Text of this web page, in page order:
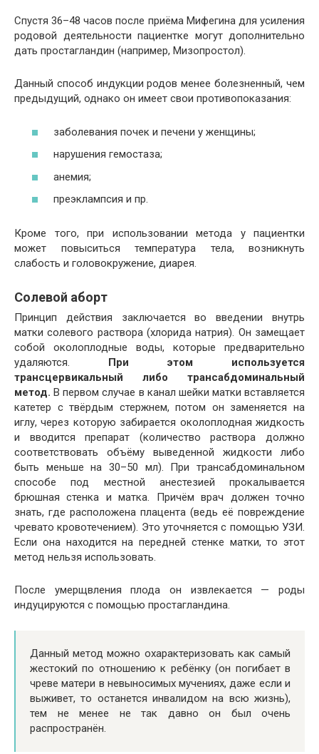
Спустя 36–48 часов после приёма Мифегина для усиления
родовой деятельности пациентке могут дополнительно
дать простагландин (например, Мизопростол).
Данный способ индукции родов менее болезненный, чем
предыдущий, однако он имеет свои противопоказания:
заболевания почек и печени у женщины;
нарушения гемостаза;
анемия;
преэклампсия и пр.
Кроме того, при использовании метода у пациентки
может повыситься температура тела, возникнуть
слабость и головокружение, диарея.
Солевой аборт
Принцип действия заключается во введении внутрь
матки солевого раствора (хлорида натрия). Он замещает
собой околоплодные воды, которые предварительно
удаляются.
При этом используется
трансцервикальный либо трансабдоминальный
метод. В первом случае в канал шейки матки вставляется
катетер с твёрдым стержнем, потом он заменяется на
иглу, через которую забирается околоплодная жидкость
и вводится препарат (количество раствора должно
соответствовать объёму выведенной жидкости либо
быть меньше на 30–50 мл). При трансабдоминальном
способе под местной анестезией прокалывается
брюшная стенка и матка. Причём врач должен точно
знать, где расположена плацента (ведь её повреждение
чревато кровотечением). Это уточняется с помощью УЗИ.
Если она находится на передней стенке матки, то этот
метод нельзя использовать.
После умерщвления плода он извлекается — роды
индуцируются с помощью простагландина.
Данный метод можно охарактеризовать как самый
жестокий по отношению к ребёнку (он погибает в
чреве матери в невыносимых мучениях, даже если и
выживет, то останется инвалидом на всю жизнь),
тем не менее не так давно он был очень
распространён.